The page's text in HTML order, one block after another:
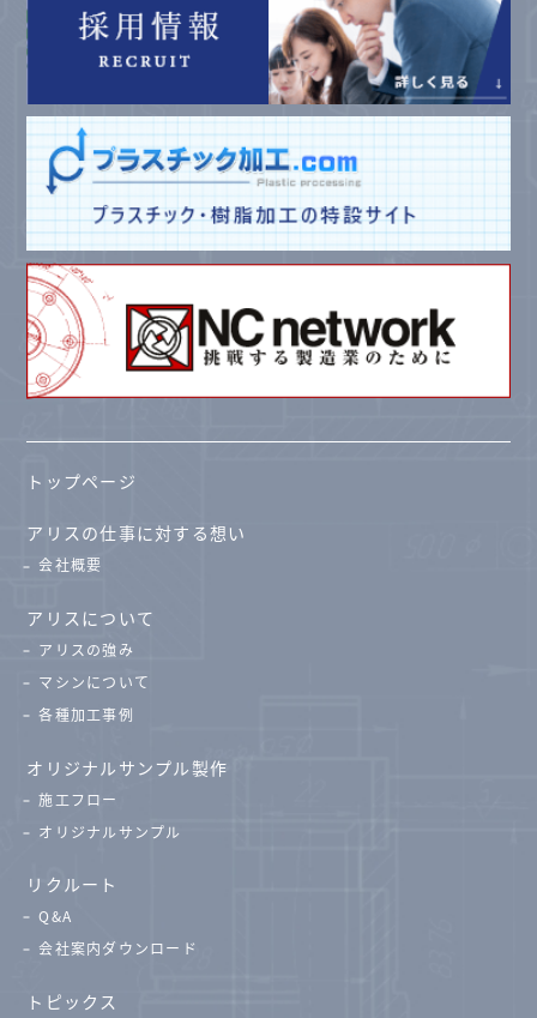
トップページ
アリスの仕事に対する想い
会社概要
アリスについて
アリスの強み
マシンについて
各種加工事例
オリジナルサンプル製作
施工フロー
オリジナルサンプル
リクルート
Q&A
会社案内ダウンロード
トピックス